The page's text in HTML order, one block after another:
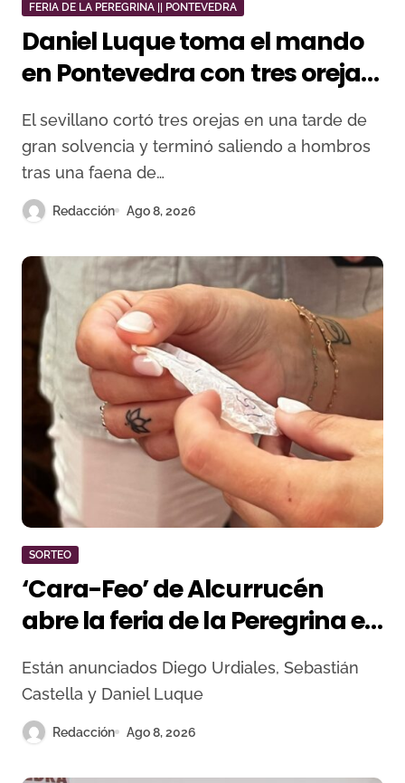
FERIA DE LA PEREGRINA || PONTEVEDRA
Daniel Luque toma el mando
en Pontevedra con tres orejas
y una Puerta Grande de peso
El sevillano cortó tres orejas en una tarde de
gran solvencia y terminó saliendo a hombros
tras una faena de…
Redacción Ago 8, 2026
SORTEO
‘Cara-Feo’ de Alcurrucén
abre la feria de la Peregrina en
Pontevedra
Están anunciados Diego Urdiales, Sebastián
Castella y Daniel Luque
Redacción Ago 8, 2026